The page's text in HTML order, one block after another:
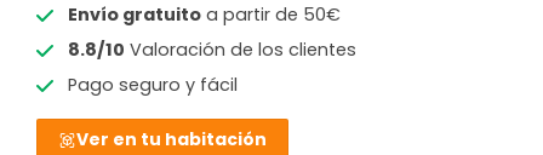
Envío gratuitoa partir de 50€
8.8/10 Valoración de los clientes
Pago seguro y fácil
Ver en tu habitación